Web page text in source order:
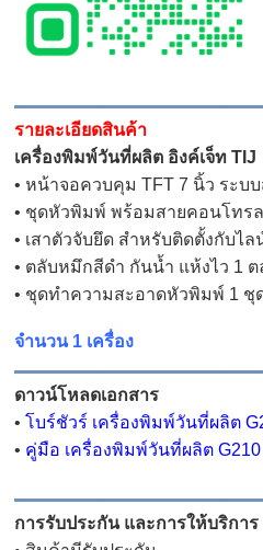
รายละเอียดสินค้า
เครื่องพิมพ์วันที่ผลิต อิงค์เจ็ท TIJ
• หน้าจอควบคุม TFT 7 นิ้ว ระบ
• ชุดหัวพิมพ์ พร้อมสายคอนโทรล
• เสาตัวจับยึด สำหรับติดตั้งกับไล
• ตลับหมึกสีดำ กันน้ำ แห้งไว 1 ต
• ชุดทำความสะอาดหัวพิมพ์ 1 ชุ
จำนวน 1 เครื่อง
ดาวน์โหลดเอกสาร
•โบร์ชัวร์ เครื่องพิมพ์วันที่ผลิต
• คู่มือ เครื่องพิมพ์วันที่ผลิต G210
การรับประกัน และการให้บริการ